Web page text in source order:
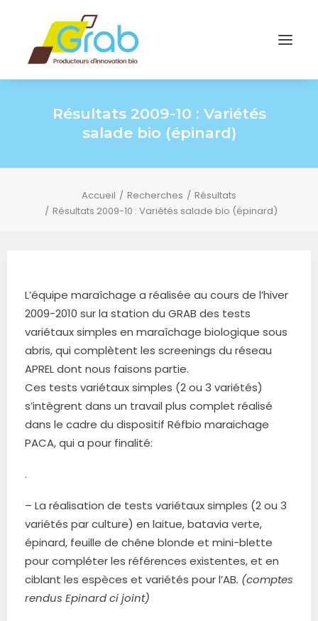
Résultats 2009-10 : Variétés
salade bio (épinard)
Accueil Recherches
Résultats
Résultats 2009-10 : Variétés salade bio (épinard)
L’équipe maraîchage a réalisée au cours de l’hiver
2009-2010 sur la station du GRAB des tests
variétaux simples en maraîchage biologique sous
abris, qui complètent les screenings du réseau
APREL dont nous faisons partie.
Ces tests variétaux simples (2 ou 3 variétés)
s’intègrent dans un travail plus complet réalisé
dans le cadre du dispositif Réfbio maraichage
PACA, qui a pour finalité:
.
– La réalisation de tests variétaux simples (2 ou 3
variétés par culture) en laitue, batavia verte,
épinard, feuille de chêne blonde et mini-blette
pour compléter les références existentes, et en
ciblant les espèces et variétés pour l’AB. (comptes
rendus Epinard ci joint)